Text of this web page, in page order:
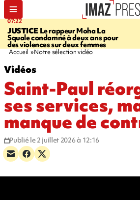
07:22
JUSTICE Le rappeur Moha La
Squale condamné à deux ans pour
des violences sur deux femmes
Accueil Notre sélection vidéo
Vidéos
Saint-Paul
ses services,
manque de
Publié le 2 juillet 2026 à 12:16